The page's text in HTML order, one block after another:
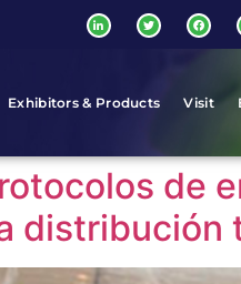
Exhibitors & Products Visit
de